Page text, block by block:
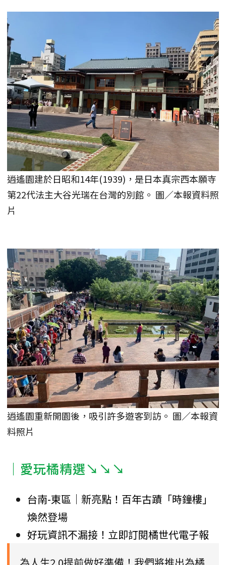
逍遙園建於日昭和14年(1939)，是日本真宗西本願寺
第22代法主大谷光瑞在台灣的別館。 圖／本報資料照
片
逍遙園重新開園後，吸引許多遊客到訪。 圖／本報資
料照片
｜愛玩橘精選↘↘↘
台南-東區｜新亮點！百年古蹟「時鐘樓」
煥然登場
好玩資訊不漏接！立即訂閱橘世代電子報